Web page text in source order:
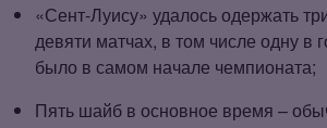
«Сент‑Луису» удалось одержать
девяти матчах, в том числе одну в
было в самом начале чемпионата;
Пять шайб в основное время –